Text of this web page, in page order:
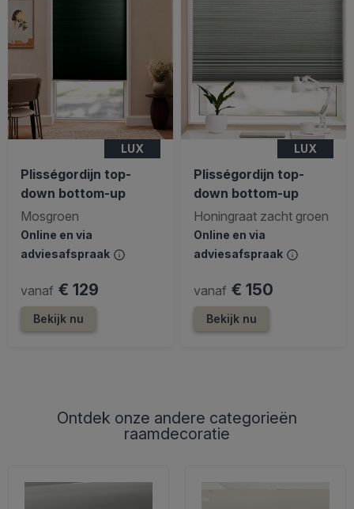
LUX
Plisségordijn top-
down bottom-up
Mosgroen
Online en via
adviesafspraak
vanaf € 129
Bekijk nu
LUX
Plisségordijn top-
down bottom-up
Honingraat zacht groen
Online en via
adviesafspraak
vanaf € 150
Bekijk nu
Ontdek onze andere categorieën
raamdecoratie